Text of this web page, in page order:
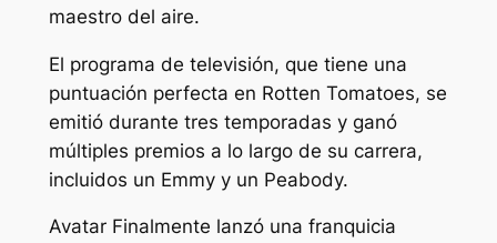
maestro del aire.
El programa de televisión, que tiene una
puntuación perfecta en Rotten Tomatoes, se
emitió durante tres temporadas y ganó
múltiples premios a lo largo de su carrera,
incluidos un Emmy y un Peabody.
Avatar Finalmente lanzó una franquicia